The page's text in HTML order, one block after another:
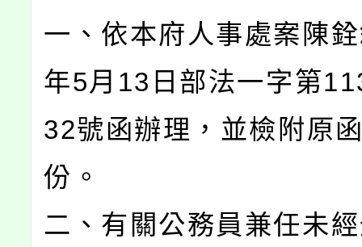
一、依本府人事處案陳
年5月13日部法一字第
32號函辦理，並檢附原
份。
二、有關公務員兼任未